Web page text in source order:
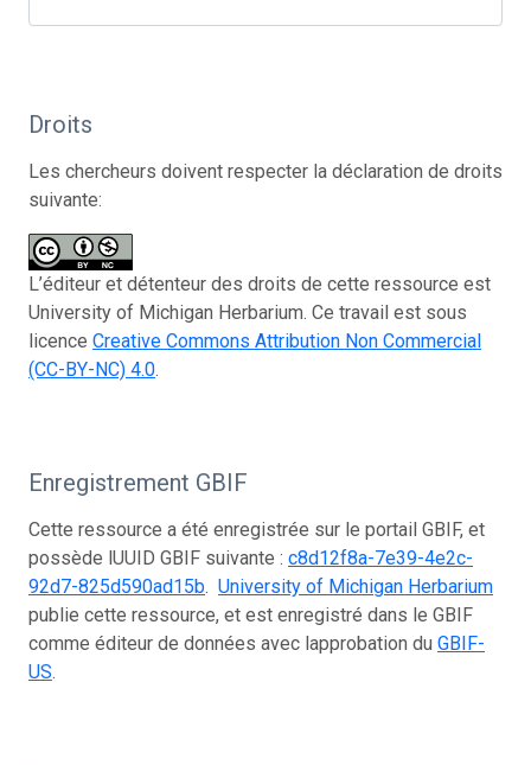
Droits
Les chercheurs doivent respecter la déclaration de droits
suivante:
L’éditeur et détenteur des droits de cette ressource est
University of Michigan Herbarium. Ce travail est sous
licence Creative Commons Attribution Non Commercial
(CC-BY-NC) 4.0.
Enregistrement GBIF
Cette ressource a été enregistrée sur le portail GBIF, et
possède lUUID GBIF suivante : c8d12f8a-7e39-4e2c-
92d7-825d590ad15b. University of Michigan Herbarium
publie cette ressource, et est enregistré dans le GBIF
comme éditeur de données avec lapprobation du GBIF-
US.